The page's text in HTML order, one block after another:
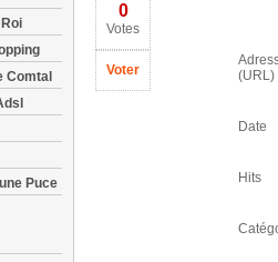
Comtal
Puce
0
Votes
Voter
(URL)
Date
Hits